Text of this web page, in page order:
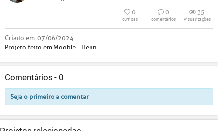
0
curtidas
0
comentários
35
visualizações
Criado em:07/06/2024
Projeto feito em Mooble - Henn
Comentários - 0
Seja o primeiro a comentar